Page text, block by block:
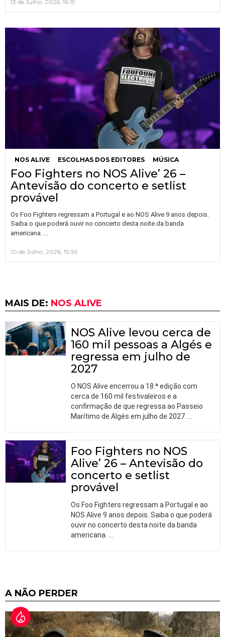
13 de Julho, 2026, 16:15
NOS ALIVE ESCOLHAS DOS EDITORES MÚSICA
Foo Fighters no NOS Alive’ 26 –
Antevisão do concerto e setlist
provável
Os Foo Fighters regressam a Portugal e ao NOS Alive 9 anos depois.
Saiba o que poderá ouvir no concerto desta noite da banda
americana.
10 de Julho, 2026, 15:36
MAIS DE: NOS ALIVE
NOS Alive levou cerca de
160 mil pessoas a Algés e
regressa em julho de
2027
O NOS Alive encerrou a 18.ª edição com
cerca de 160 mil festivaleiros e a
confirmação de que regressa ao Passeio
Marítimo de Algés em julho de 2027.
Foo Fighters no NOS
Alive’ 26 – Antevisão do
concerto e setlist
provável
Os Foo Fighters regressam a Portugal e ao
NOS Alive 9 anos depois. Saiba o que poderá
ouvir no concerto desta noite da banda
americana.
A NÃO PERDER